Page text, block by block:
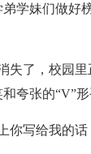
学妹们做好
失了，校园
夸张的“V”形
你写给我的话